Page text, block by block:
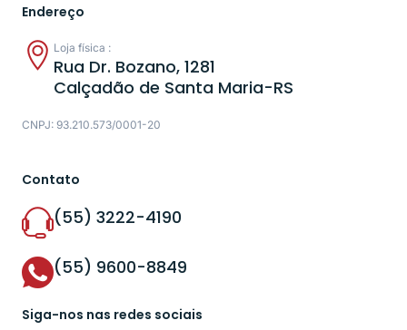
Endereço
Loja física :
Rua Dr. Bozano, 1281
Calçadão de Santa Maria-RS
CNPJ: 93.210.573/0001-20
Contato
(55) 3222-4190
(55) 9600-8849
Siga-nos nas redes sociais